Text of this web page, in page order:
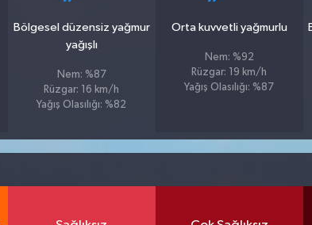
Bölgesel düzensiz yağmur
yağışlı
Nem: %87
Rüzgar: 16 km/h
Yağış Olasılığı: %82
Orta kuvvetli yağmurlu
Nem: %92
Rüzgar: 19 km/h
Yağış Olasılığı: %87